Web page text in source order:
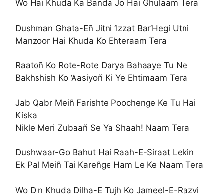
Wo Hai Khuda Ka Banda Jo Hai Ghulaam Tera
Dushman Ghata-Eñ Jitni ‘Izzat Bar’Hegi Utni
Manzoor Hai Khuda Ko Ehteraam Tera
Raatoñ Ko Rote-Rote Darya Bahaaye Tu Ne
Bakhshish Ko ‘Aasiyoñ Ki Ye Ehtimaam Tera
Jab Qabr Meiñ Farishte Poochenge Ke Tu Hai
Kiska
Nikle Meri Zubaañ Se Ya Shaah! Naam Tera
Dushwaar-Go Bahut Hai Raah-E-Siraat Lekin
Ek Pal Meiñ Tai Kareñge Ham Le Ke Naam Tera
Wo Din Khuda Dilha-E Tujh Ko Jameel-E-Razvi